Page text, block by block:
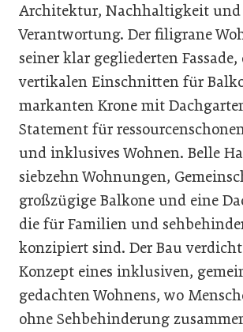
Architektur, Nachhaltigkeit und
Verantwortung. Der filigrane
seiner klar gegliederten Fassade,
vertikalen Einschnitten für
markanten Krone mit
Statement für
und inklusives Wohnen. Belle
siebzehn Wohnungen,
großzügige Balkone und eine
die für Familien und
konzipiert sind. Der Bau
Konzept eines inklusiven,
gedachten Wohnens, wo
ohne Sehbehinderung